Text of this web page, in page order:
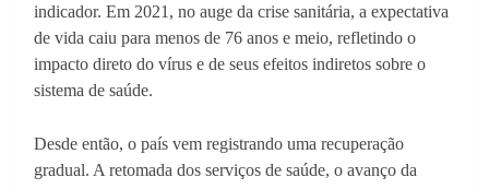
indicador. Em 2021, no auge da crise sanitária, a expectativa
de vida caiu para menos de 76 anos e meio, refletindo o
impacto direto do vírus e de seus efeitos indiretos sobre o
sistema de saúde.
Desde então, o país vem registrando uma recuperação
gradual. A retomada dos serviços de saúde, o avanço da